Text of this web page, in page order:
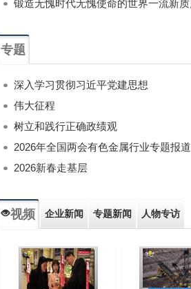
专题
深入学习贯彻习近平党建思想
伟大征程
树立和践行正确政绩观
2026年全国两会有色金属行业专题报道
2026新春走基层
视频 企业新闻 专题新闻 人物专访